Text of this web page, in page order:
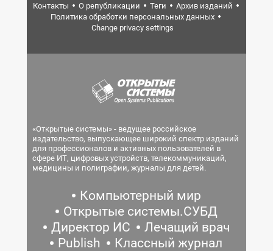
Контакты
О републикации Теги
Архив изданий
Политика обработки персональных данных
Change privacy settings
«Открытые системы» - ведущее российское
издательство, выпускающее широкий спектр изданий
для профессионалов и активных пользователей в
сфере ИТ, цифровых устройств, телекоммуникаций,
медицины и полиграфии, журналы для детей.
Компьютерный мир
Открытые системы.СУБД
Директор ИС
Лечащий врач
Publish
Классный журнал